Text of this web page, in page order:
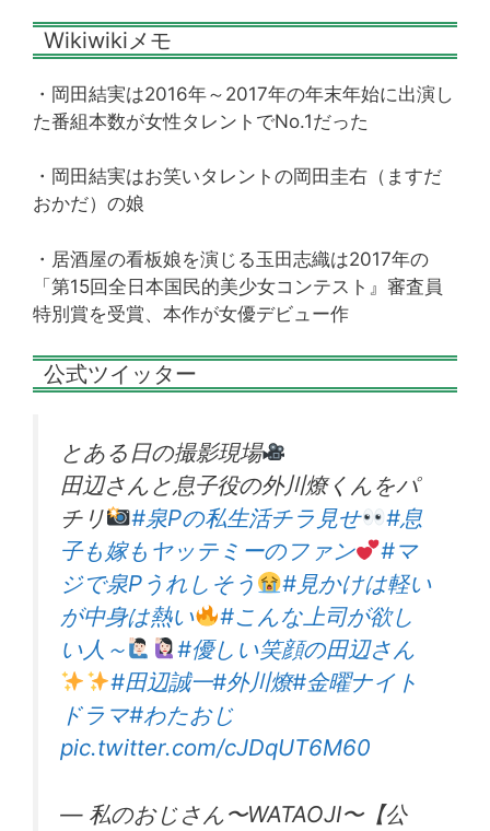
Wikiwikiメモ
・岡田結実は2016年～2017年の年末年始に出演し
た番組本数が女性タレントでNo.1だった
・岡田結実はお笑いタレントの岡田圭右（ますだ
おかだ）の娘
・居酒屋の看板娘を演じる玉田志織は2017年の
「第15回全日本国民的美少女コンテスト』審査員
特別賞を受賞、本作が女優デビュー作
公式ツイッター
とある日の撮影現場
田辺さんと息子役の外川燎くんをパ
チリ
#泉Pの私生活チラ見せ
#息
子も嫁もヤッテミーのファン
#マ
ジで泉Pうれしそう
#見かけは軽い
が中身は熱い
#こんな上司が欲し
い人～
#優しい笑顔の田辺さん
#田辺誠一#外川燎#金曜ナイト
ドラマ#わたおじ
pic.twitter.com/cJDqUT6M60
— 私のおじさん〜WATAOJI〜【公